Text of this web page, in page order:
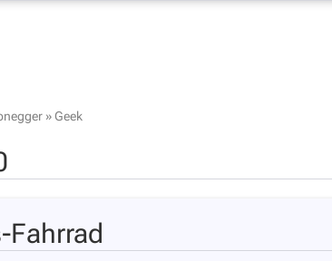
»Geek
Fahrrad